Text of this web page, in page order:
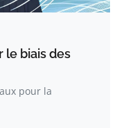
le biais des
pour la